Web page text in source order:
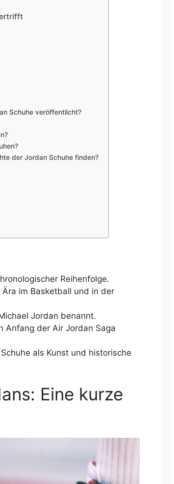
Schuhe veröffentlicht?
der Jordan Schuhe finden?
Reihenfolge.
im Basketball und in der
Jordan benannt.
Anfang der Air Jordan Saga
als Kunst und historische
Eine kurze